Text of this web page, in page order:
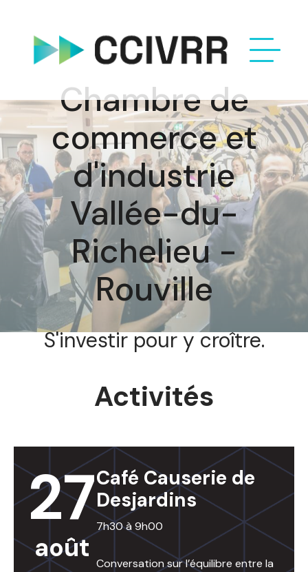
Chambre de
commerce et
d'industrie
Vallée-du-
Richelieu -
Rouville
S'investir pour y croître.
Activités
27
août
Café Causerie de
Desjardins
7h30 à 9h00
Conversation sur l’équilibre entre la